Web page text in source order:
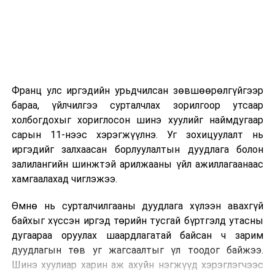
2026 оны 9 дүгээр сарын 13-наас оюутнуудыг
дотуур байранд оруулж эхэлнэ.
Сургууль, цэцэрлэгийн үйл ажиллагааны
зохицуулалт
2026 оны 8 дугаар сарын 17–28-ны өдрүүдэд
байранд элсэлт, бүртгэл болон бусад аливаа
арга хэмжээ зохион байгуулахгүй болно.
Франц улс иргэдийн урьдчилсан зөвшөөрөлгүйгээр
бараа, үйлчилгээ сурталчлах зорилгоор утсаар
холбогдохыг хориглосон шинэ хуулийг наймдугаар
сарын 11-нээс хэрэгжүүлнэ. Уг зохицуулалт нь
иргэдийг залхаасан борлуулалтын дуудлага болон
залилангийн шинжтэй арилжааны үйл ажиллагаанаас
хамгаалахад чиглэжээ.
Өмнө нь сурталчилгааны дуудлага хүлээн авахгүй
байхыг хүссэн иргэд төрийн тусгай бүртгэлд утасны
дугаараа оруулах шаардлагатай байсан ч зарим
дуудлагын төв уг жагсаалтыг үл тоодог байжээ.
Шинэ хуулиар харин аж ахуйн нэгжүүд хэрэглэгчээс